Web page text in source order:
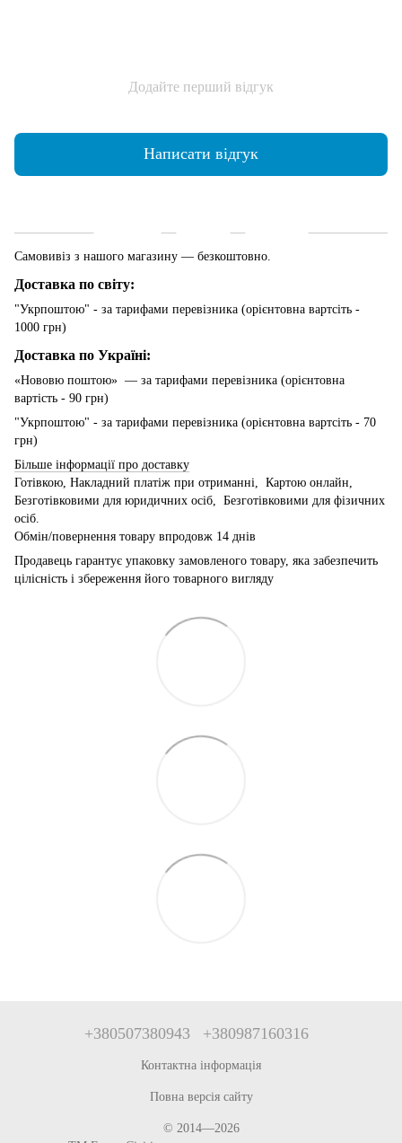
Додайте перший відгук
Написати відгук
Самовивіз з нашого магазину — безкоштовно.
Доставка по світу:
"Укрпоштою" - за тарифами перевізника (орієнтовна вартсіть -
1000 грн)
Доставка по Україні:
«Нововю поштою» — за тарифами перевізника (орієнтовна
вартість - 90 грн)
"Укрпоштою" - за тарифами перевізника (орієнтовна вартсіть - 70
грн)
Більше інформації про доставку
Готівкою, Накладний платіж при отриманні, Картою онлайн,
Безготівковими для юридичних осіб, Безготівковими для фізичних
осіб.
Обмін/повернення товару впродовж 14 днів
Продавець гарантує упаковку замовленого товару, яка забезпечить
цілісність і збереження його товарного вигляду
+380507380943 +380987160316
Контактна інформація
Повна версія сайту
© 2014—2026